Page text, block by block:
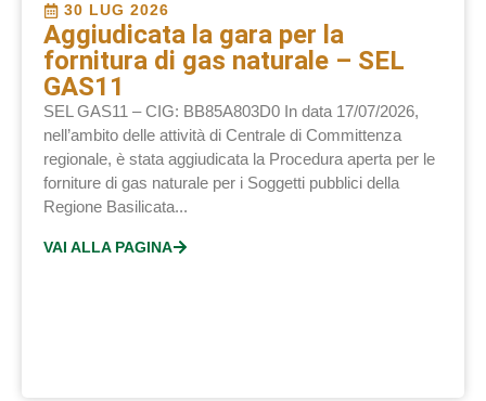
30 LUG 2026
Aggiudicata la gara per la
fornitura di gas naturale – SEL
GAS11
SEL GAS11 – CIG: BB85A803D0 In data 17/07/2026,
nell’ambito delle attività di Centrale di Committenza
regionale, è stata aggiudicata la Procedura aperta per le
forniture di gas naturale per i Soggetti pubblici della
Regione Basilicata...
VAI ALLA PAGINA